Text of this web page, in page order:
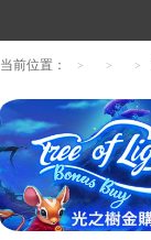
当前位置： > > >